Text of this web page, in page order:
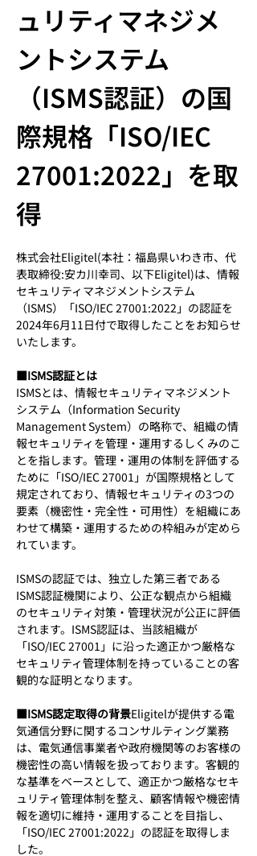
ュリティマネジメ
ントシステム
（ISMS認証）の国
際規格「ISO/IEC
27001:2022」を取
得
株式会社Eligitel(本社：福島県いわき市、代
表取締役:安カ川幸司、以下Eligitel)は、情報
セキュリティマネジメントシステム
（ISMS）「ISO/IEC 27001:2022」の認証を
2024年6月11日付で取得したことをお知らせ
いたします。
■ISMS認証とは
ISMSとは、情報セキュリティマネジメント
システム（Information Security
Management System）の略称で、組織の情
報セキュリティを管理・運用するしくみのこ
とを指します。管理・運用の体制を評価する
ために「ISO/IEC 27001」が国際規格として
規定されており、情報セキュリティの3つの
要素（機密性・完全性・可用性）を組織にあ
わせて構築・運用するための枠組みが定めら
れています。
ISMSの認証では、独立した第三者である
ISMS認証機関により、公正な観点から組織
のセキュリティ対策・管理状況が公正に評価
されます。ISMS認証は、当該組織が
「ISO/IEC 27001」に沿った適正かつ厳格な
セキュリティ管理体制を持っていることの客
観的な証明となります。
■ISMS認定取得の背景Eligitelが提供する電
気通信分野に関するコンサルティング業務
は、電気通信事業者や政府機関等のお客様の
機密性の高い情報を扱っております。客観的
な基準をベースとして、適正かつ厳格なセキ
ュリティ管理体制を整え、顧客情報や機密情
報を適切に維持・運用することを目指し、
「ISO/IEC 27001:2022」の認証を取得しま
した。